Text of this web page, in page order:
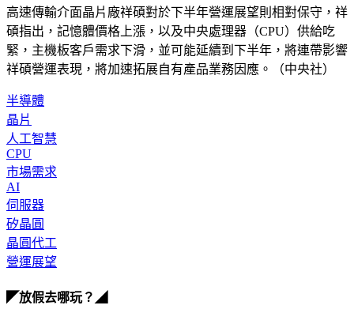
高速傳輸介面晶片廠祥碩對於下半年營運展望則相對保守，祥
碩指出，記憶體價格上漲，以及中央處理器（CPU）供給吃
緊，主機板客戶需求下滑，並可能延續到下半年，將連帶影響
祥碩營運表現，將加速拓展自有產品業務因應。（中央社）
半導體
晶片
人工智慧
CPU
市場需求
AI
伺服器
矽晶圓
晶圓代工
營運展望
◤放假去哪玩？◢